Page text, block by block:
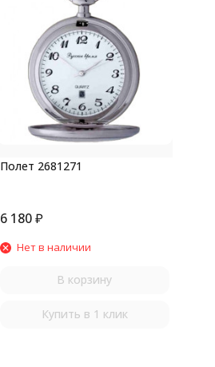
Полет 2681271
6 180 ₽
Нет в наличии
В корзину
Купить в 1 клик